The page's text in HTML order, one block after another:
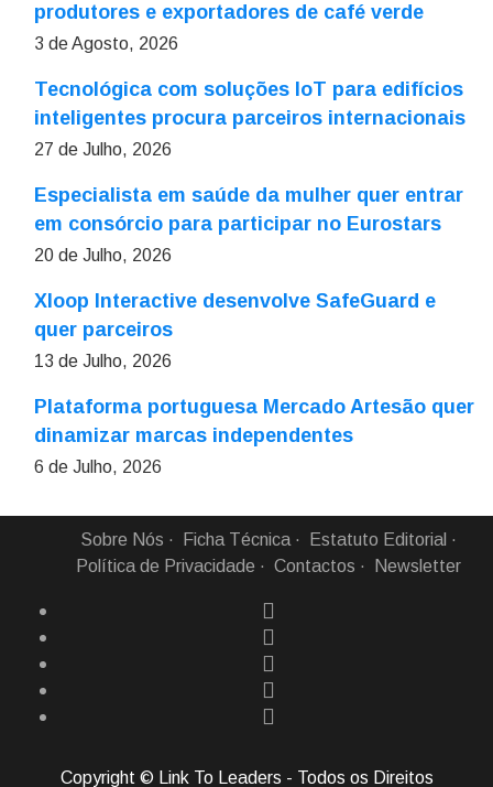
produtores e exportadores de café verde
3 de Agosto, 2026
Tecnológica com soluções IoT para edifícios
inteligentes procura parceiros internacionais
27 de Julho, 2026
Especialista em saúde da mulher quer entrar
em consórcio para participar no Eurostars
20 de Julho, 2026
Xloop Interactive desenvolve SafeGuard e
quer parceiros
13 de Julho, 2026
Plataforma portuguesa Mercado Artesão quer
dinamizar marcas independentes
6 de Julho, 2026
Sobre Nós Ficha Técnica
Estatuto Editorial
Política de Privacidade
Contactos Newsletter
Copyright © Link To Leaders - Todos os Direitos